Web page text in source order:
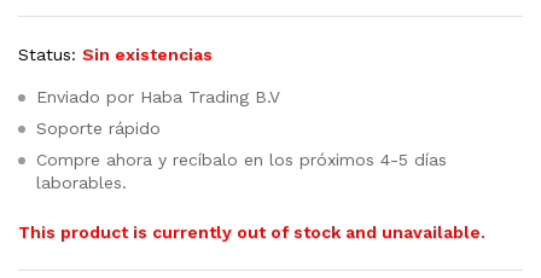
Status: Sin existencias
Enviado por Haba Trading B.V
Soporte rápido
Compre ahora y recíbalo en los próximos 4-5 días
laborables.
This product is currently out of stock and unavailable.